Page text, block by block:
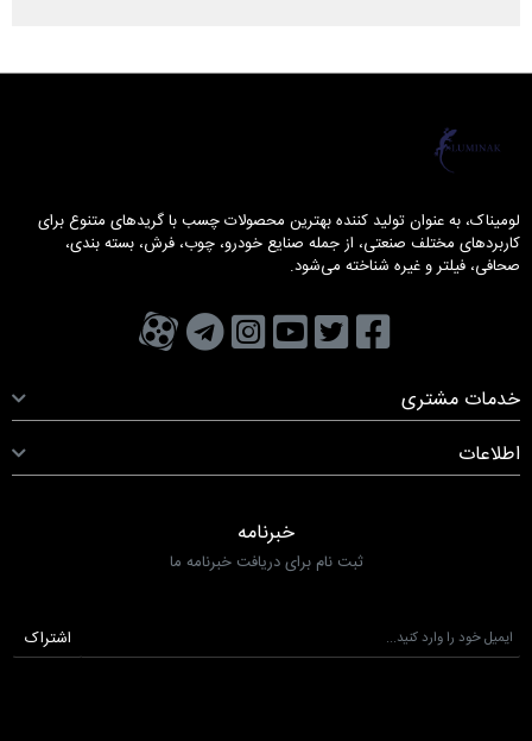
لومیناک، به عنوان تولید کننده بهترین محصولات چسب با گریدهای متنوع برای
کاربردهای مختلف صنعتی، از جمله صنایع خودرو، چوب، فرش، بسته بندی،
صحافی، فیلتر و غیره شناخته می‌شود.
فیسبوک
تویتریوتیوب
صفحهکانال تلگرام
کانال آپارات
خدمات مشتری
اطلاعات
خبرنامه
ثبت نام برای دریافت خبرنامه ما
اشتراک